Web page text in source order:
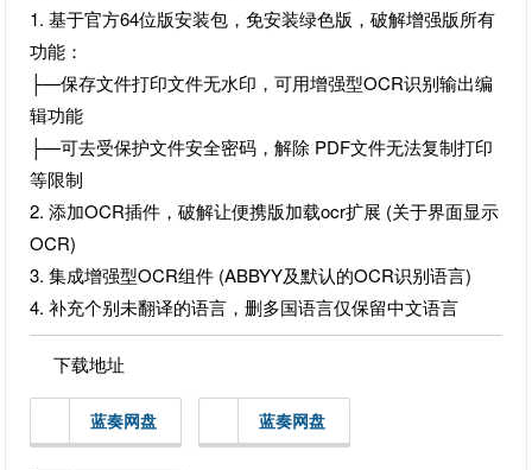
1. 基于官方64位版安装包，免安装绿色版，破解增强版所有
功能：
├—保存文件打印文件无水印，可用增强型OCR识别输出编
辑功能
├—可去受保护文件安全密码，解除 PDF文件无法复制打印
等限制
2. 添加OCR插件，破解让便携版加载ocr扩展 (关于界面显示
OCR)
3. 集成增强型OCR组件 (ABBYY及默认的OCR识别语言)
4. 补充个别未翻译的语言，删多国语言仅保留中文语言
下载地址
蓝奏网盘 蓝奏网盘